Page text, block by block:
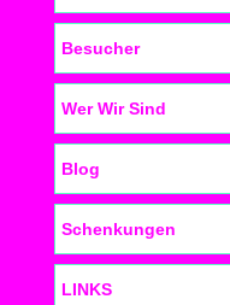
Besucher
Wer Wir Sind
Blog
Schenkungen
LINKS